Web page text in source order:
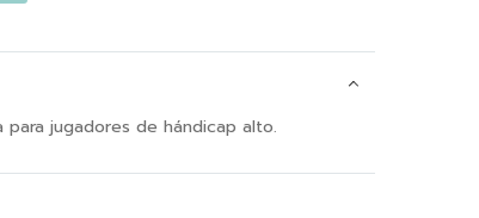
jugadores de hándicap alto.